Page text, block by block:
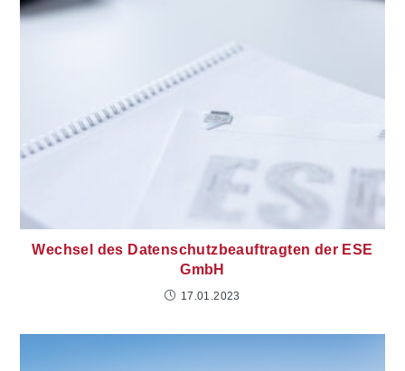
Wechsel des Datenschutzbeauftragten der ESE
GmbH
17.01.2023